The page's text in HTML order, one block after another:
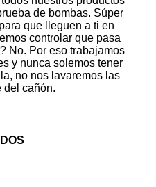
de bombas. Súper
que lleguen a ti en
controlar que pasa
No. Por eso trabajamos
y nunca solemos tener
no nos lavaremos las
del cañón.